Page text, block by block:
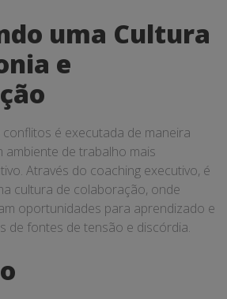
uma Cultura
e
é executada de maneira
ambiente de trabalho mais
Através do coaching executivo, é
cultura de colaboração, onde
oportunidades para aprendizado e
de fontes de tensão e discórdia.